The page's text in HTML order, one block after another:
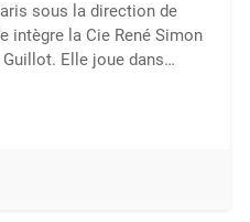
sous la direction de
intègre la Cie René Simon
Elle joue dans…